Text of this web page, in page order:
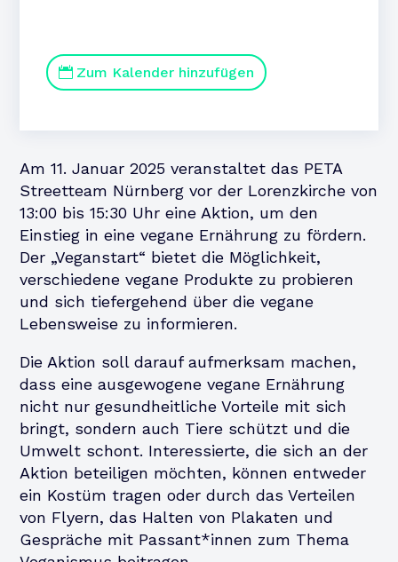
Zum Kalender hinzufügen
Am 11. Januar 2025 veranstaltet das PETA
Streetteam Nürnberg vor der Lorenzkirche von
13:00 bis 15:30 Uhr eine Aktion, um den
Einstieg in eine vegane Ernährung zu fördern.
Der „Veganstart“ bietet die Möglichkeit,
verschiedene vegane Produkte zu probieren
und sich tiefergehend über die vegane
Lebensweise zu informieren.
Die Aktion soll darauf aufmerksam machen,
dass eine ausgewogene vegane Ernährung
nicht nur gesundheitliche Vorteile mit sich
bringt, sondern auch Tiere schützt und die
Umwelt schont. Interessierte, die sich an der
Aktion beteiligen möchten, können entweder
ein Kostüm tragen oder durch das Verteilen
von Flyern, das Halten von Plakaten und
Gespräche mit Passant*innen zum Thema